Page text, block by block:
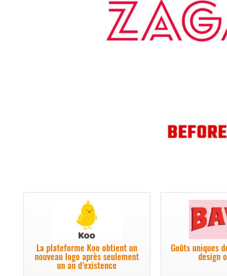
La plateforme Koo obtient un
nouveau logo après seulement
un an d’existence
Goûts uniques
design